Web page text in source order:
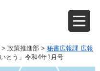
> 政策推進部 > 秘書広報課 広報
とう」令和4年1月号